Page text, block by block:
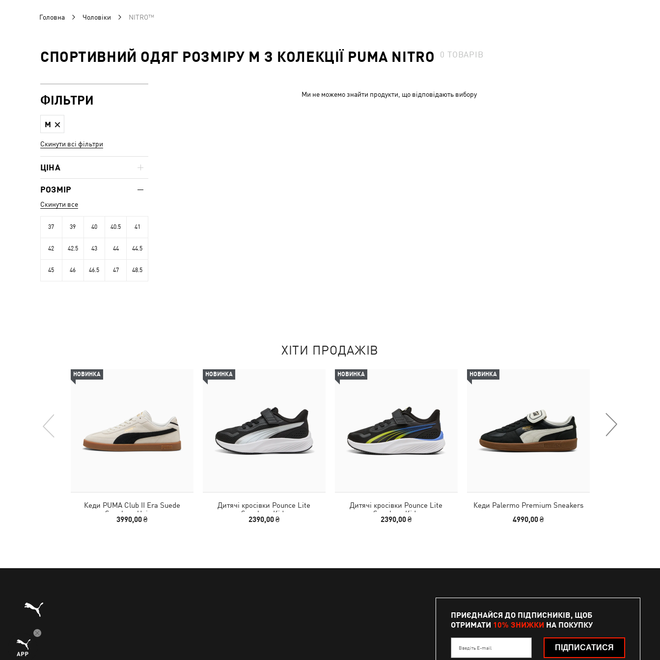
Головна Чоловіки NITRO™
СПОРТИВНИЙ ОДЯГ РОЗМІРУ M З КОЛЕКЦІЇ PUMA NITRO 0 ТОВАРІВ
Ми не можемо знайти продукти, що відповідають вибору
ФІЛЬТРИ
M
Скинути всі фільтри
ЦІНА
РОЗМІР
Скинути все
37 39 40 40.5 41
42 42.5 43 44 44.5
45 46 46.5 47 48.5
ХІТИ ПРОДАЖІВ
НОВИНКА
Кеди PUMA Club II Era Suede
Sneakers Unisex
3990,00 ₴
НОВИНКА
Дитячі кросівки Pounce Lite
Sneakers Kids
2390,00 ₴
НОВИНКА
Дитячі кросівки Pounce Lite
Sneakers Kids
2390,00 ₴
НОВИНКА
Кеди Palermo Premium Sneakers
4990,00 ₴
ПРИЄДНАЙСЯ ДО ПІДПИСНИКІВ, ЩОБ
ОТРИМАТИ 10% ЗНИЖКИ НА ПОКУПКУ
Введіть E-mail ПІДПИСАТИСЯ